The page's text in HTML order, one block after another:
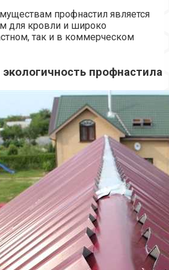
профнастил является
для кровли и широко
так и в коммерческом
профнастила